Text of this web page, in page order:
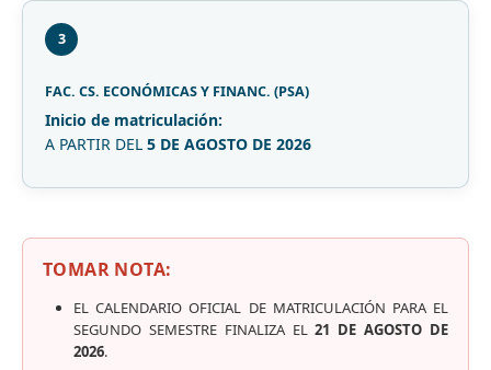
3
FAC. CS. ECONÓMICAS Y FINANC. (PSA)
Inicio de matriculación:
A PARTIR DEL 5 DE AGOSTO DE 2026
TOMAR NOTA:
EL CALENDARIO OFICIAL DE MATRICULACIÓN PARA EL
SEGUNDO SEMESTRE FINALIZA EL21 DE AGOSTO DE
2026.